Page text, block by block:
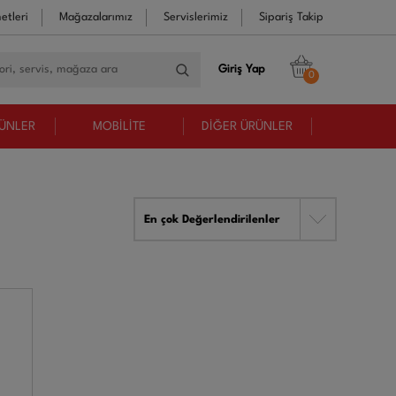
Mağazalarımız Servislerimiz Sipariş Takip
Giriş Yap 0
MOBİLİTE DİĞER ÜRÜNLER
En çok Değerlendirilenler